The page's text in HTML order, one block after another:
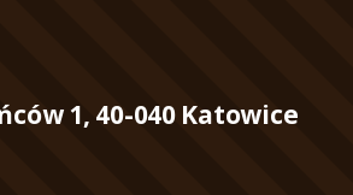
1, 40-040 Katowice